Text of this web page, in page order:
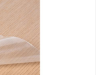
乳白保护膜
纯黑保护膜